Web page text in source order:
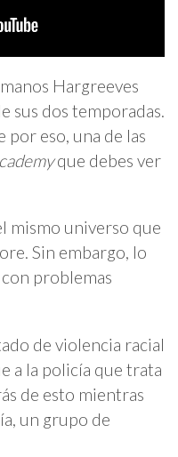
Hargreeves
sus dos temporadas.
por eso, una de las
que debes ver
mismo universo que
Sin embargo, lo
problemas
de violencia racial
a la policía que trata
de esto mientras
un grupo de